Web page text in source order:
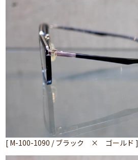
[ M-100-1090 / ブラック × ゴールド ]